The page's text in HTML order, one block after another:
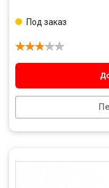
Под заказ